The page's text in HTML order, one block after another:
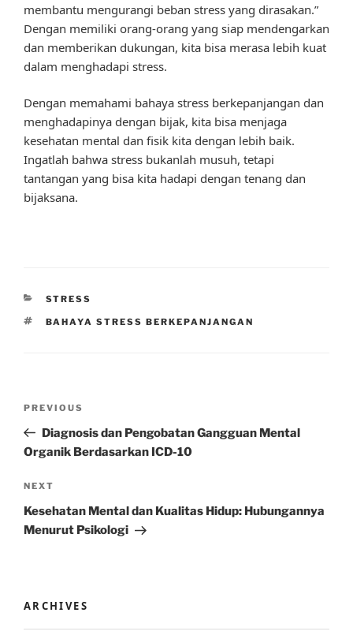
membantu mengurangi beban stress yang dirasakan.”
Dengan memiliki orang-orang yang siap mendengarkan
dan memberikan dukungan, kita bisa merasa lebih kuat
dalam menghadapi stress.
Dengan memahami bahaya stress berkepanjangan dan
menghadapinya dengan bijak, kita bisa menjaga
kesehatan mental dan fisik kita dengan lebih baik.
Ingatlah bahwa stress bukanlah musuh, tetapi
tantangan yang bisa kita hadapi dengan tenang dan
bijaksana.
CATEGORIES
STRESS
TAGS
BAHAYA STRESS BERKEPANJANGAN
Previous
Post
PREVIOUS
Diagnosis dan Pengobatan Gangguan Mental
Organik Berdasarkan ICD-10
Next
Post
NEXT
Kesehatan Mental dan Kualitas Hidup: Hubungannya
Menurut Psikologi
ARCHIVES